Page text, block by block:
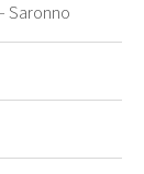
Saronno